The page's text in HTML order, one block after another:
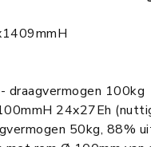
draagvermogen 100kg
24x27Eh
50kg, 88%